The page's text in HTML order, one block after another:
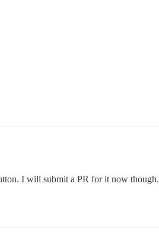
I will submit a PR for it now though.